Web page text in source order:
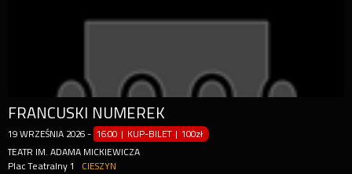
FRANCUSKI NUMEREK
19 WRZEŚNIA 2026 - 16:00 | KUP-BILET |100zł
TEATR IM. ADAMA MICKIEWICZA
Plac Teatralny 1
CIESZYN